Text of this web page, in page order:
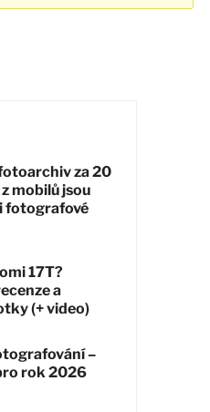
za 20
mobilů jsou
fotografové
17T?
a
(+ video)
–
rok 2026